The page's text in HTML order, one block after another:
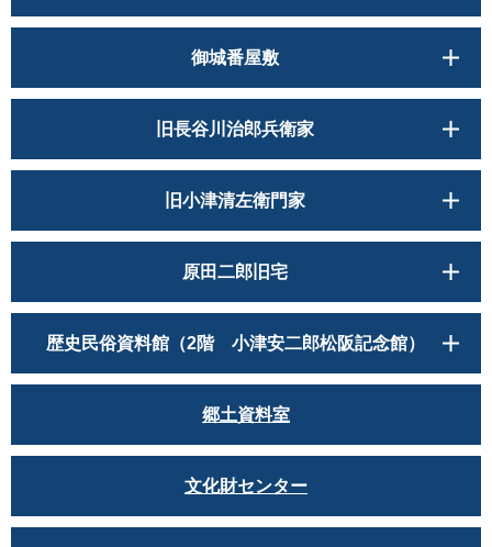
御城番屋敷
旧長谷川治郎兵衛家
旧小津清左衛門家
原田二郎旧宅
歴史民俗資料館（2階 小津安二郎松阪記念館）
郷土資料室
文化財センター